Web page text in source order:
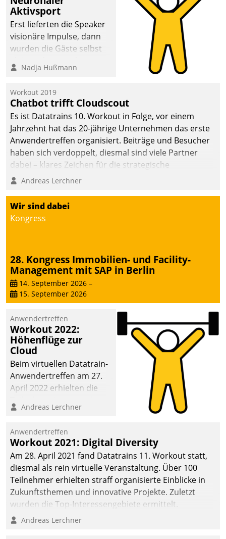
wuppen – bei zunehmend
anspruchsvollen
Aufgaben und
abnehmendem
Aktivsport
Erst lieferten die Speaker
visionäre Impulse, dann
wurden die Gäste selbst
methodisch
Quartier. Dazwischen
zeigte Datatrain, was es
Neues zu bieten hat.
Nadja Hußmann
Workout 2019
Chatbot trifft Cloudscout
Es ist Datatrains 10. Workout in Folge, vor einem
Jahrzehnt hat das 20-jährige Unternehmen das erste
Anwendertreffen organisiert. Beiträge und Besucher
haben sich verdoppelt, diesmal sind viele Partner
dabei – klares Zeichen für die strategische
Fokussierung auf den Kunden.
Andreas Lerchner
Wir sind dabei
Kongress
28. Kongress Immobilien- und Facility-
Management mit SAP in Berlin
14. September 2026 –
15. September 2026
Anwendertreffen
Workout 2022:
Höhenflüge zur
Cloud
Beim virtuellen Datatrain-
Anwendertreffen am 27.
April 2022 erhielten die
Teilnehmer kurzweilige
Cloud-Strategien und -
Lösungen mit hohem
Zukunftspotenzial.
Andreas Lerchner
Anwendertreffen
Workout 2021: Digital Diversity
Am 28. April 2021 fand Datatrains 11. Workout statt,
diesmal als rein virtuelle Veranstaltung. Über 100
Teilnehmer erhielten straff organisierte Einblicke in
Zukunftsthemen und innovative Projekte. Zuletzt
wurden die Top-Interessengebiete ermittelt.
Andreas Lerchner